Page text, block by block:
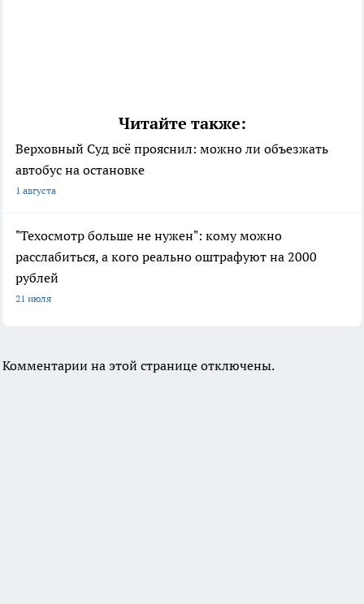
Читайте также:
Верховный Суд всё прояснил: можно ли объезжать
автобус на остановке
1 августа
"Техосмотр больше не нужен": кому можно
расслабиться, а кого реально оштрафуют на 2000
рублей
21 июля
Комментарии на этой странице отключены.